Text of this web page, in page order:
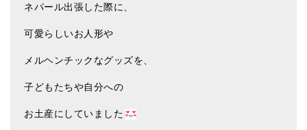
中級講座
上級講座
ビギナー講師・養成講座
アマナマナとは
About Us
ネパール出張した際に、
可愛らしいお人形や
メルヘンチックなグッズを、
子どもたちや自分への
お土産にしていました